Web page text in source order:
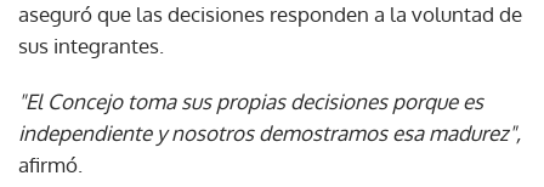
aseguró que las decisiones responden a la voluntad de
sus integrantes.
"El Concejo toma sus propias decisiones porque es
independiente y nosotros demostramos esa madurez",
afirmó.